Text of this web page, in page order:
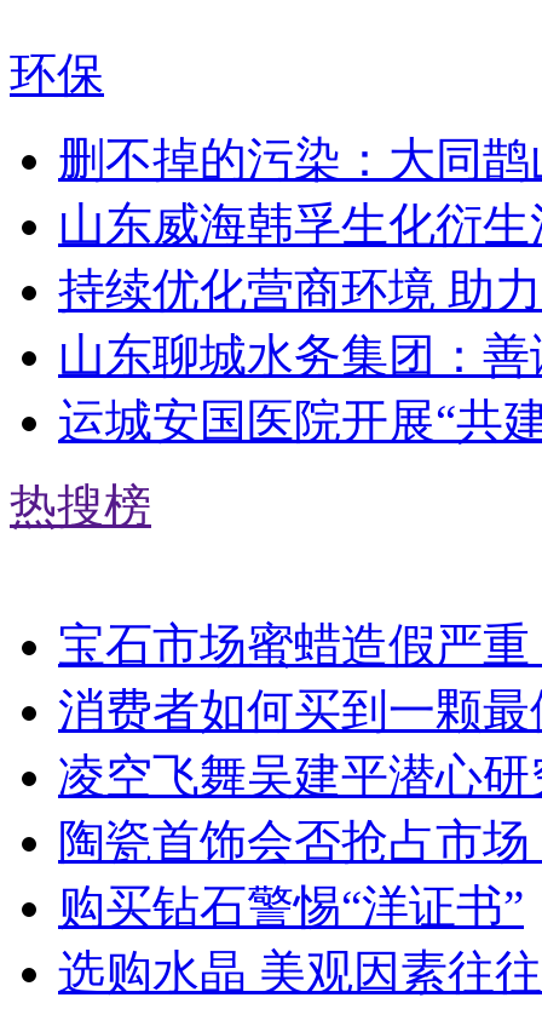
环保
删不掉的污染：大同
山东威海韩孚生化衍
持续优化营商环境 助
山东聊城水务集团：
运城安国医院开展“共
热搜榜
宝石市场蜜蜡造假严
消费者如何买到一颗
凌空飞舞吴建平潜心
陶瓷首饰会否抢占市
购买钻石警惕“洋证书”
选购水晶 美观因素往